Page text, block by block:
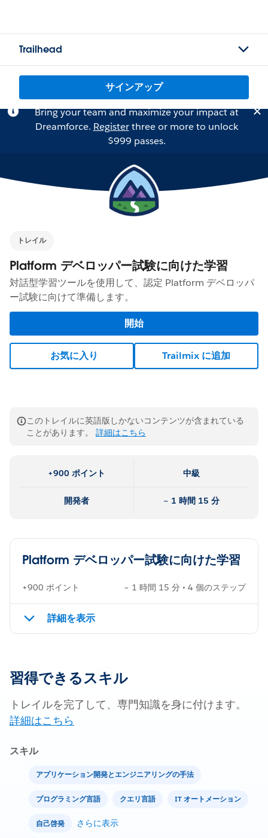
Trailhead
サインアップ
Bring your team and maximize your impact at
Dreamforce. Registerthree or more to unlock
$999 passes.
トレイル
Platform デベロッパー試験に向けた学習
対話型学習ツールを使用して、認定 Platform デベロッパ
ー試験に向けて準備します。
開始
お気に入り Trailmix に追加
このトレイルに英語版しかないコンテンツが含まれている
ことがあります。 詳細はこちら
+900 ポイント 中級
開発者 ~ 1 時間 15 分
Platform デベロッパー試験に向けた学習
+900 ポイント ~ 1 時間 15 分 • 4 個のステップ
詳細を表示
習得できるスキル
トレイルを完了して、専門知識を身に付けます。
詳細はこちら
スキル
アプリケーション開発とエンジニアリングの手法
プログラミング言語 クエリ言語 IT オートメーション
自己啓発 さらに表示